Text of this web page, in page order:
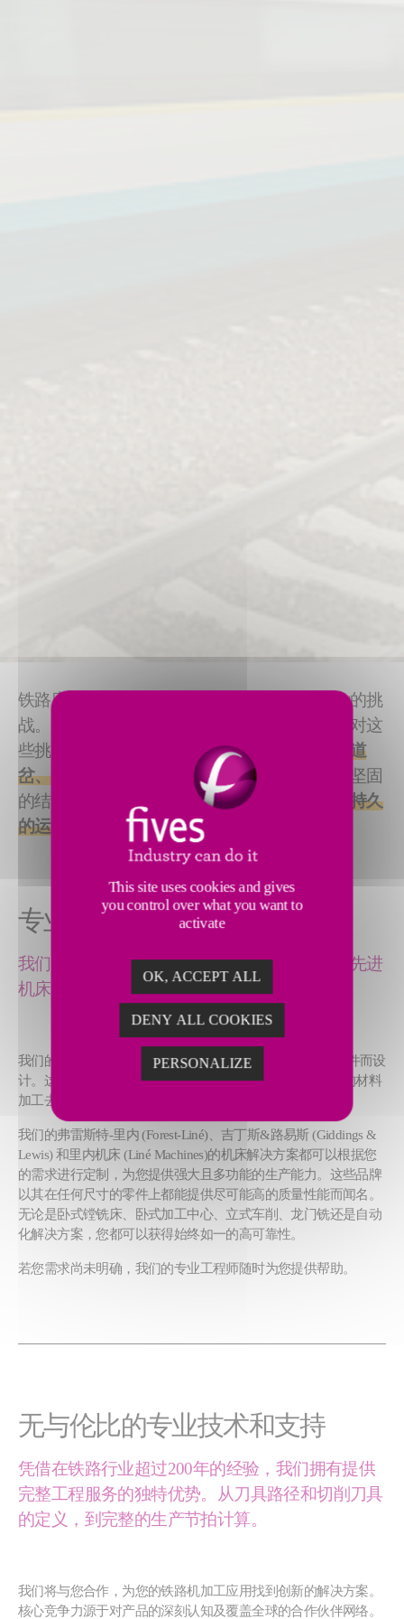
铁路应用中的材料加工去除面临着独特且复杂的挑
战。我们经过验证的机床解决方案正是为了应对这
些挑战而设计的。无论是
铁轨、车轮、轨道、道
岔、道口、车轴还是辙叉
，我们的机床都以其坚固
的结构和稳健的性能，提供更优的加工效果与持久
的运行可靠性
。成果卓越，周期缩短。
专业机械加工解决方案
我们拥有一系列专为大型或复杂应用而设计的先进
机床解决方案。
我们的Liné Machines Gicamill R特别针对困难的铁路加工条件而设
计。这款独特的四轴低轨龙门铣床适用于铁路轨道和道岔的材料
加工去除。
我们的弗雷斯特-里内 (Forest-Liné)、吉丁斯&路易斯 (Giddings &
Lewis) 和里内机床 (Liné Machines)的机床解决方案都可以根据您
的需求进行定制，为您提供强大且多功能的生产能力。这些品牌
以其在任何尺寸的零件上都能提供尽可能高的质量性能而闻名。
无论是卧式镗铣床、卧式加工中心、立式车削、龙门铣还是自动
化解决方案，您都可以获得始终如一的高可靠性。
若您需求尚未明确，我们的专业工程师随时为您提供帮助。
无与伦比的专业技术和支持
凭借在铁路行业超过200年的经验，我们拥有提供
完整工程服务的独特优势。从刀具路径和切削刀具
的定义，到完整的生产节拍计算。
我们将与您合作，为您的铁路机加工应用找到创新的解决方案。
核心竞争力源于对产品的深刻认知及覆盖全球的合作伙伴网络。
This site uses cookies and gives
you control over what you want to
activate
OK, ACCEPT ALL
DENY ALL COOKIES
PERSONALIZE